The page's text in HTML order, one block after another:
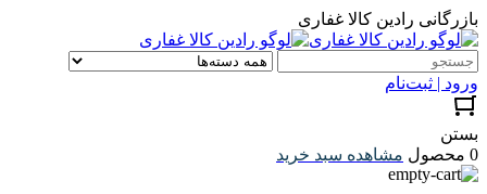
بازرگانی رادین کالا غفاری
ورود | ثبت‌نام
بستن
0 محصول
مشاهده سبد خرید